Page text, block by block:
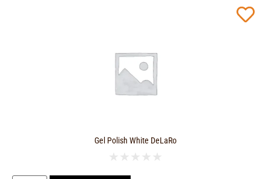
Gel Polish White DeLaRo
★ ★ ★ ★ ★